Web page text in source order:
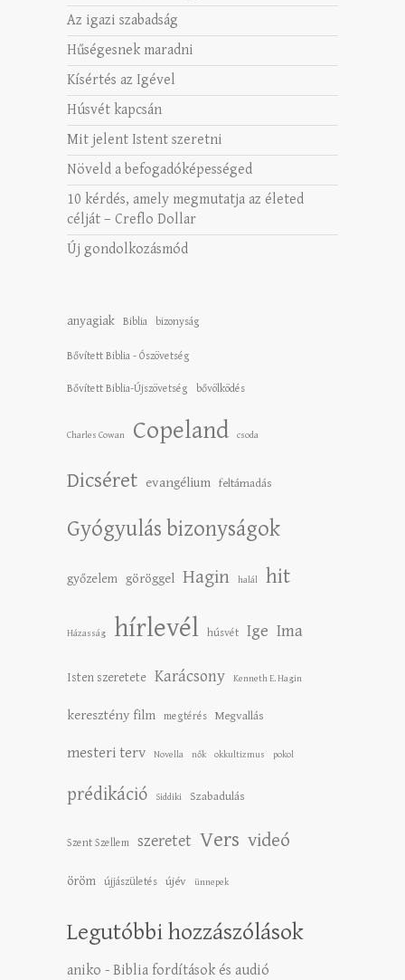
Az igazi szabadság
Hűségesnek maradni
Kísértés az Igével
Húsvét kapcsán
Mit jelent Istent szeretni
Növeld a befogadóképességed
10 kérdés, amely megmutatja az életed
célját – Creflo Dollar
Új gondolkozásmód
anyagiak Biblia bizonyság
Bővített Biblia - Ószövetség
Bővített Biblia-Újszövetség bővölködés
Charles Cowan Copeland csoda
Dicséret evangélium feltámadás
Gyógyulás bizonyságok
győzelem göröggel Hagin halál hit
Házasság hírlevél húsvét Ige Ima
Isten szeretete Karácsony Kenneth E. Hagin
keresztény film megtérés Megvallás
mesteri terv Novella nők okkultizmus pokol
prédikáció Siddiki Szabadulás
Szent Szellem szeretet Vers videó
öröm újjászületés újév ünnepek
Legutóbbi hozzászólások
aniko - Biblia fordítások és audió